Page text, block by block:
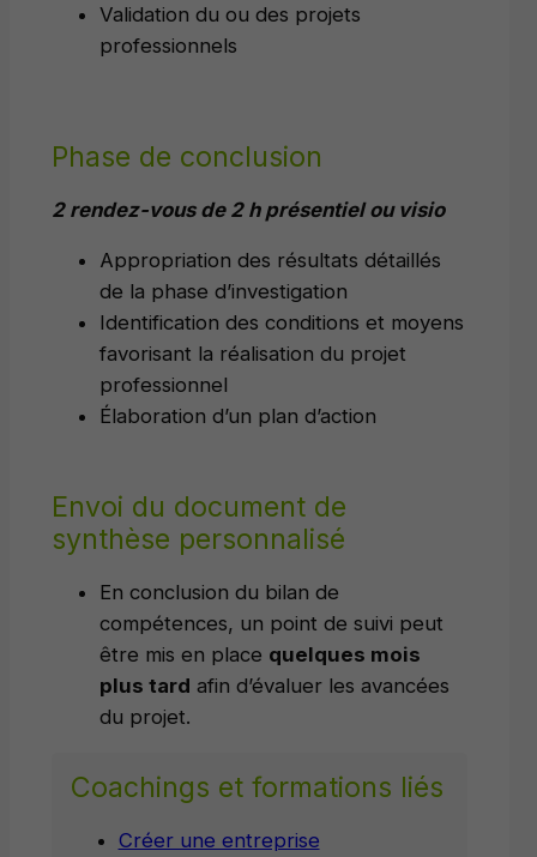
Validation du ou des projets
professionnels
Phase de conclusion
2 rendez-vous de 2 h présentiel ou visio
Appropriation des résultats détaillés
de la phase d’investigation
Identification des conditions et moyens
favorisant la réalisation du projet
professionnel
Élaboration d’un plan d’action
Envoi du document de
synthèse personnalisé
En conclusion du bilan de
compétences, un point de suivi peut
être mis en place quelques mois
plus tard afin d’évaluer les avancées
du projet.
Coachings et formations liés
Créer une entreprise